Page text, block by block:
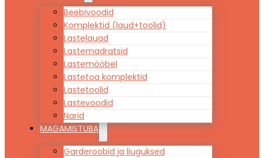
Beebivoodid
Komplektid (laud+toolid)
Lastelauad
Lastemadratsid
Lastemööbel
Lastetoa komplektid
Lastetoolid
Lastevoodid
Narid
MAGAMISTUBA
Garderoobid ja liuguksed